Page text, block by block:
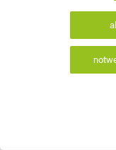
0 Artikel gefunden
Leider